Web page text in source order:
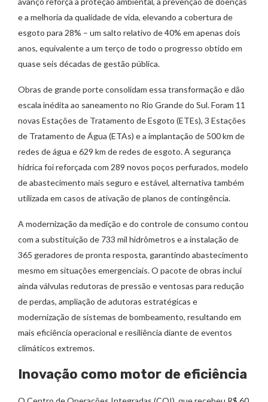
e a melhoria da qualidade de vida, elevando a cobertura de
esgoto para 28% – um salto relativo de 40% em apenas dois
anos, equivalente a um terço de todo o progresso obtido em
quase seis décadas de gestão pública.
Obras de grande porte consolidam essa transformação e dão
escala inédita ao saneamento no Rio Grande do Sul. Foram 11
novas Estações de Tratamento de Esgoto (ETEs), 3 Estações
de Tratamento de Água (ETAs) e a implantação de 500 km de
redes de água e 629 km de redes de esgoto. A segurança
hídrica foi reforçada com 289 novos poços perfurados, modelo
de abastecimento mais seguro e estável, alternativa também
utilizada em casos de ativação de planos de contingência.
A modernização da medição e do controle de consumo contou
com a substituição de 733 mil hidrômetros e a instalação de
365 geradores de pronta resposta, garantindo abastecimento
mesmo em situações emergenciais. O pacote de obras inclui
ainda válvulas redutoras de pressão e ventosas para redução
de perdas, ampliação de adutoras estratégicas e
modernização de sistemas de bombeamento, resultando em
mais eficiência operacional e resiliência diante de eventos
climáticos extremos.
Inovação como motor de eficiência